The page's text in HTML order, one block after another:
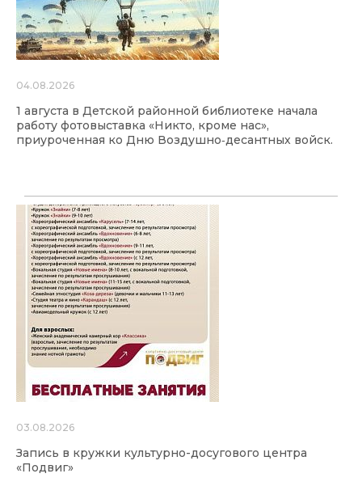
04.08.2026
1 августа в Детской районной библиотеке начала
работу фотовыставка «Никто, кроме нас»,
приуроченная ко Дню Воздушно‑десантных войск.
03.08.2026
Запись в кружки культурно-досугового центра
«Подвиг»